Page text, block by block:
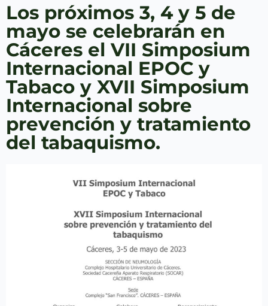
Los próximos 3, 4 y 5 de
mayo se celebrarán en
Cáceres el VII Simposium
Internacional EPOC y
Tabaco y XVII Simposium
Internacional sobre
prevención y tratamiento
del tabaquismo.